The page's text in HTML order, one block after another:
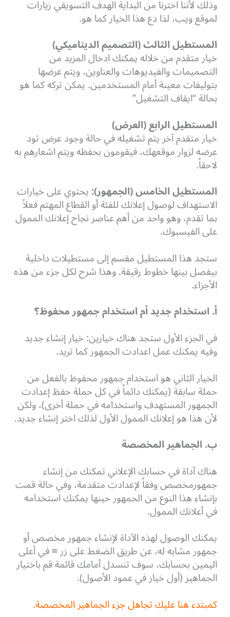
وذلك لأننا اخترنا من البداية الهدف التسويقي زيارات
لموقع ويب، لذا دع هذا الخيار كما هو.
المستطيل الثالث (التصميم الديناميكي)
خيار متقدم من خلاله يمكنك ادخال المزيد من
التصميمات والفيديوهات والعناوين، ويتم عرضها
بتوليفات معينة أمام المستخدمين. يمكن تركه كما هو
بحالة “ايقاف التشغيل”
المستطيل الرابع (العرض)
خيار متقدم آخر يتم تشغيله في حالة وجود عرض تود
عرضه لزوار موقعهك، فيقومون بحفظه ويتم اشعارهم به
لاحقاً.
المستطيل الخامس (الجمهور):يحتوي على خيارات
الاستهداف لوصول إعلانك للفئة أو القطاع المهتم فعلاً
بما تقدم، وهو واحد من أهم عناصر نجاح إعلانك الممول
على الفيسبوك.
ستجد هذا المستطيل مقسم إلى مستطيلات داخلية
بيفصل بينها خطوط رقيقة. وهذا شرح لكل جزء من هذه
الأجزاء.
أ. استخدام جديد أم استخدام جمهور محفوظ؟
في الجزء الأول ستجد هناك خيارين: خيار إنشاء جديد
وفيه يمكنك عمل اعدادت الجمهور كما تريد.
الخيار الثاني هو استخدام جمهور محفوظ بالفعل من
حملة سابقة (يمكنك دائماً في كل حملة حفظ إعدادت
الجمهور المستهدف واستخدامه في حملة أخرى)، ولكن
لأن هذا هو إعلانك الممول الأول لذلك اختر إنشاء جديد.
ب. الجماهير المخصصة
هناك آداة في حسابك الإعلاني تمكنك من إنشاء
جمهورمخصص وفقاً لإعدادت متقدمة، وفي حالة قمت
بإنشاء هذا النوع من الجمهور حينها يمكنك استخدامه
في أعلانك الممول.
يمكنك الوصول لهذه الآداة لإنشاء جمهور مخصص أو
جمهور مشابه له، عن طريق الضغط على زر ≡ في أعلى
اليمين بحسابك، سوف تنسدل أمامك قائمة قم باختيار
الجماهير (أول خيار في عمود الأصول).
كمبتدء هنا عليك تجاهل جزء الجماهير المخصصة.